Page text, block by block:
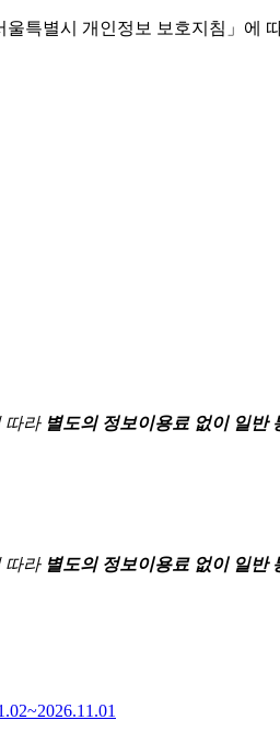
특별시 개인정보 보호지침」에
따라 별도의 정보이용료 없이 일반
따라 별도의 정보이용료 없이 일반